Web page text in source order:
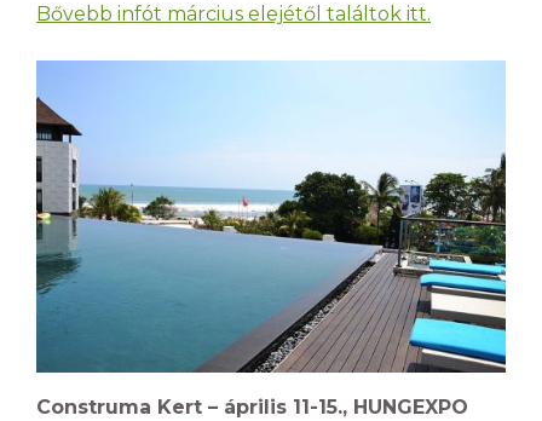
Bővebb infót március elejétől találtok itt.
Construma Kert – április 11-15., HUNGEXPO